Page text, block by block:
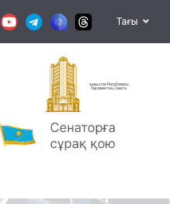
Тағы
Қазақстан Республикасы
Парламентінің Сенаты